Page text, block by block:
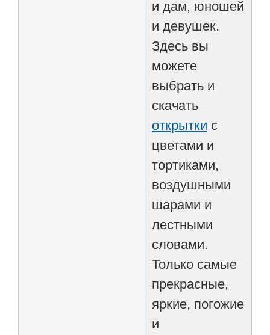
и дам, юношей
и девушек.
Здесь вы
можете
выбрать и
скачать
открытки с
цветами и
тортиками,
воздушными
шарами и
лестными
словами.
Только самые
прекрасные,
яркие, погожие
и